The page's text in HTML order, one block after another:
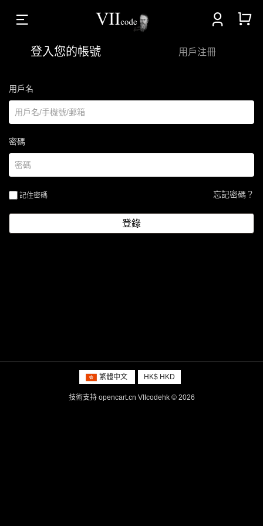
  
登入您的帳號 用戶注冊
用戶名
密碼
記住密碼 忘記密碼？
繁體中文 HK$ HKD
技術支持 opencart.cn VIIcodehk © 2026